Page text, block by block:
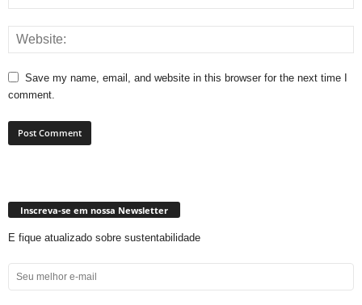
Save my name, email, and website in this browser for the next time I
comment.
Inscreva-se em nossa Newsletter
E fique atualizado sobre sustentabilidade